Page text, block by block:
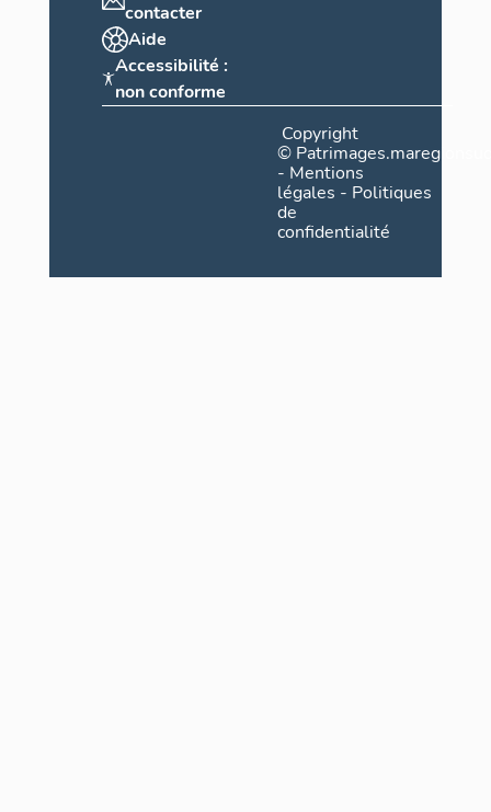
contacter
Aide
Accessibilité :
non conforme
Copyright
©
- Mentions
légales - Politiques
de
confidentialité